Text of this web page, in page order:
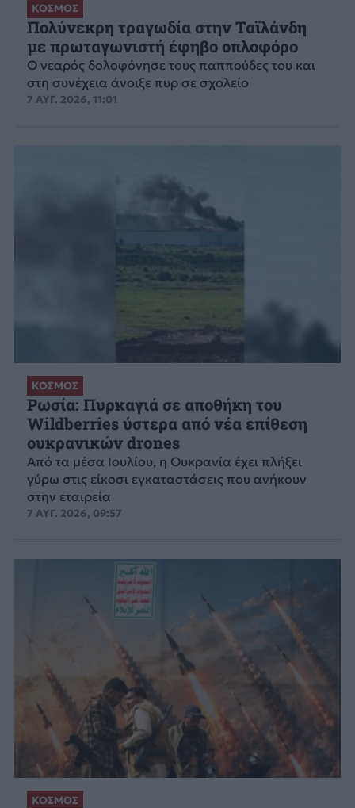
ΚΟΣΜΟΣ
Πολύνεκρη τραγωδία στην Ταϊλάνδη
με πρωταγωνιστή έφηβο οπλοφόρο
Ο νεαρός δολοφόνησε τους παππούδες του και
στη συνέχεια άνοιξε πυρ σε σχολείο
7 ΑΥΓ. 2026, 11:01
ΚΟΣΜΟΣ
Ρωσία: Πυρκαγιά σε αποθήκη του
Wildberries ύστερα από νέα επίθεση
ουκρανικών drones
Από τα μέσα Ιουλίου, η Ουκρανία έχει πλήξει
γύρω στις είκοσι εγκαταστάσεις που ανήκουν
στην εταιρεία
7 ΑΥΓ. 2026, 09:57
ΚΟΣΜΟΣ